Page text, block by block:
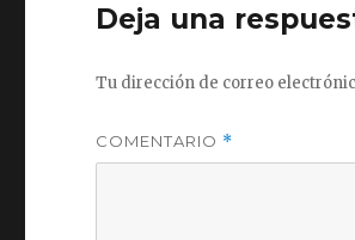
Deja una
Tu dirección de correo
COMENTARIO *